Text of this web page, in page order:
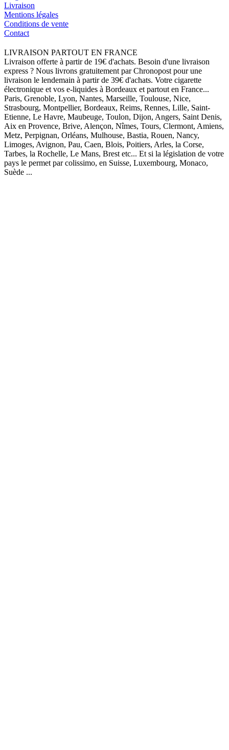
Livraison
Mentions légales
Conditions de vente
Contact
LIVRAISON PARTOUT EN FRANCE
Livraison offerte à partir de 19€ d'achats. Besoin d'une livraison
express ? Nous livrons gratuitement par Chronopost pour une
livraison le lendemain à partir de 39€ d'achats. Votre cigarette
électronique et vos e-liquides à Bordeaux et partout en France...
Paris, Grenoble, Lyon, Nantes, Marseille, Toulouse, Nice,
Strasbourg, Montpellier, Bordeaux, Reims, Rennes, Lille, Saint-
Etienne, Le Havre, Maubeuge, Toulon, Dijon, Angers, Saint Denis,
Aix en Provence, Brive, Alençon, Nîmes, Tours, Clermont, Amiens,
Metz, Perpignan, Orléans, Mulhouse, Bastia, Rouen, Nancy,
Limoges, Avignon, Pau, Caen, Blois, Poitiers, Arles, la Corse,
Tarbes, la Rochelle, Le Mans, Brest etc... Et si la législation de votre
pays le permet par colissimo, en Suisse, Luxembourg, Monaco,
Suède ...